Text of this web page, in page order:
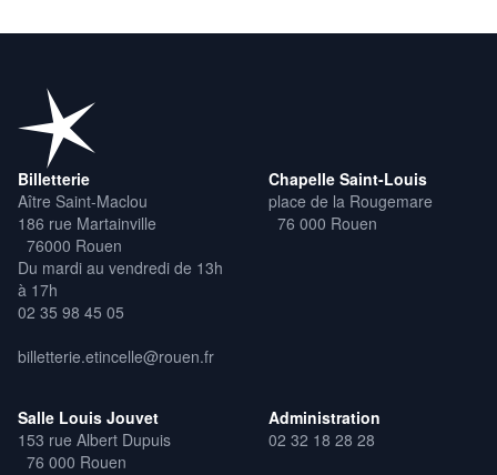
Billetterie
Aître Saint-Maclou
186 rue Martainville
76000 Rouen
Du mardi au vendredi de 13h
à 17h
02 35 98 45 05
billetterie.etincelle@rouen.fr
Chapelle Saint-Louis
place de la Rougemare
76 000 Rouen
Salle Louis Jouvet
153 rue Albert Dupuis
76 000 Rouen
Administration
02 32 18 28 28